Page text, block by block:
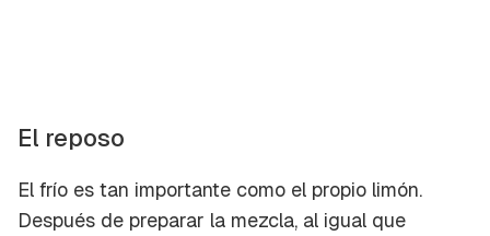
El reposo
El frío es tan importante como el propio limón.
Después de preparar la mezcla, al igual que